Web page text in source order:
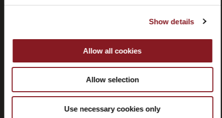
Show details
Allow all cookies
Allow selection
Use necessary cookies only
Contatti
Tutorial e
manuali